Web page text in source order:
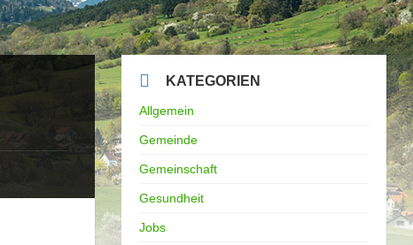
KATEGORIEN
Allgemein
Gemeinde
Gemeinschaft
Gesundheit
Jobs